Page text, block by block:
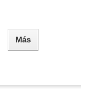
Más